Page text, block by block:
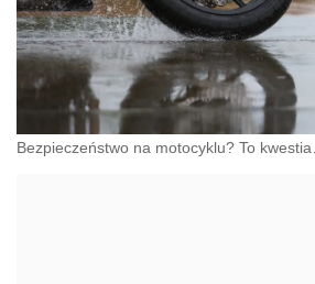
Bezpieczeństwo na motocyklu? To